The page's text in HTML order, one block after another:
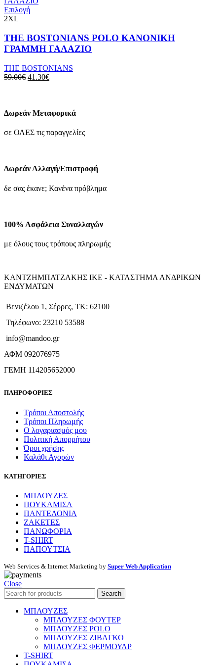
σελίδα
του
ΕπιλογήΑυτό
έχει
πολλαπλές
παραλλαγές.
επιλογές
μπορούν
σελίδα
προϊόντος
2XL
THE BOSTONIANS POLO ΚΑΝΟΝΙΚΗ
ΓΡΑΜΜΗ ΓΑΛΑΖΙΟ
THE BOSTONIANS
59.00€ Original
41.30€Η
41.30€.
Δωρεάν Μεταφορικά
σε ΟΛΕΣ τις παραγγελίες
Δωρεάν Αλλαγή/Επιστροφή
δε σας έκανε; Κανένα πρόβλημα
100% Ασφάλεια Συναλλαγών
με όλους τους τρόπους πληρωμής
ΚΑΝΤΖΗΜΠΑΤΖΑΚΗΣ ΙΚΕ - ΚΑΤΑΣΤΗΜΑ ΑΝΔΡΙΚΩΝ
ΕΝΔΥΜΑΤΩΝ
Βενιζέλου 1, Σέρρες, ΤΚ: 62100
Τηλέφωνο: 23210 53588
info@mandoo.gr
ΑΦΜ 092076975
ΓΕΜΗ 114205652000
ΠΛΗΡΟΦΟΡΙΕΣ
Τρόποι Αποστολής
Τρόποι Πληρωμής
Ο λογαριασμός μου
Πολιτική Απορρήτου
Όροι χρήσης
Καλάθι Αγορών
ΚΑΤΗΓΟΡΙΕΣ
ΜΠΛΟΥΖΕΣ
ΠΟΥΚΑΜΙΣΑ
ΠΑΝΤΕΛΟΝΙΑ
ΖΑΚΕΤΕΣ
ΠΑΝΩΦΟΡΙΑ
T-SHIRT
ΠΑΠΟΥΤΣΙΑ
Web Services & Internet Marketing by Super Web Application
Close
Search
ΜΠΛΟΥΖΕΣ
ΜΠΛΟΥΖΕΣ ΦΟΥΤΕΡ
ΜΠΛΟΥΖΕΣ POLO
ΜΠΛΟΥΖΕΣ ΖΙΒΑΓΚΟ
ΜΠΛΟΥΖΕΣ ΦΕΡΜΟΥΑΡ
T-SHIRT